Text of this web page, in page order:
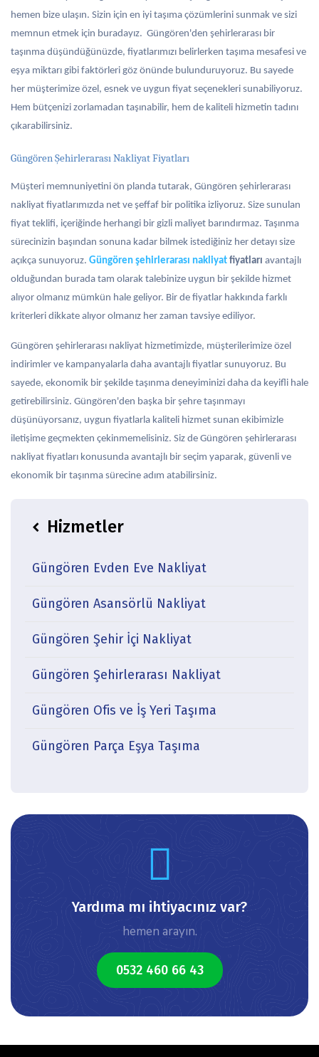
hemen bize ulaşın. Sizin için en iyi taşıma çözümlerini sunmak ve sizi
memnun etmek için buradayız. Güngören'den şehirlerarası bir
taşınma düşündüğünüzde, fiyatlarımızı belirlerken taşıma mesafesi ve
eşya miktarı gibi faktörleri göz önünde bulunduruyoruz. Bu sayede
her müşterimize özel, esnek ve uygun fiyat seçenekleri sunabiliyoruz.
Hem bütçenizi zorlamadan taşınabilir, hem de kaliteli hizmetin tadını
çıkarabilirsiniz.
Güngören Şehirlerarası Nakliyat Fiyatları
Müşteri memnuniyetini ön planda tutarak, Güngören şehirlerarası
nakliyat fiyatlarımızda net ve şeffaf bir politika izliyoruz. Size sunulan
fiyat teklifi, içeriğinde herhangi bir gizli maliyet barındırmaz. Taşınma
sürecinizin başından sonuna kadar bilmek istediğiniz her detayı size
açıkça sunuyoruz. Güngören şehirlerarası nakliyat fiyatları avantajlı
olduğundan burada tam olarak talebinize uygun bir şekilde hizmet
alıyor olmanız mümkün hale geliyor. Bir de fiyatlar hakkında farklı
kriterleri dikkate alıyor olmanız her zaman tavsiye ediliyor.
Güngören şehirlerarası nakliyat hizmetimizde, müşterilerimize özel
indirimler ve kampanyalarla daha avantajlı fiyatlar sunuyoruz. Bu
sayede, ekonomik bir şekilde taşınma deneyiminizi daha da keyifli hale
getirebilirsiniz. Güngören'den başka bir şehre taşınmayı
düşünüyorsanız, uygun fiyatlarla kaliteli hizmet sunan ekibimizle
iletişime geçmekten çekinmemelisiniz. Siz de Güngören şehirlerarası
nakliyat fiyatları konusunda avantajlı bir seçim yaparak, güvenli ve
ekonomik bir taşınma sürecine adım atabilirsiniz.
iconHizmetler
Güngören Evden Eve Nakliyat
Güngören Asansörlü Nakliyat
Güngören Şehir İçi Nakliyat
Güngören Şehirlerarası Nakliyat
Güngören Ofis ve İş Yeri Taşıma
Güngören Parça Eşya Taşıma
icon
Yardıma mı ihtiyacınız var?
hemen arayın.
0532 460 66 43